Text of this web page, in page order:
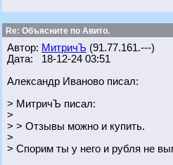
Re: Объясните по Авито.
Автор: МитричЪ (91.77.161.---)
Дата: 18-12-24 03:51
Александр Иваново писал:
> МитричЪ писал:
>
> > Отзывы можно и купить.
>
> Спорим ты у него и рубля не